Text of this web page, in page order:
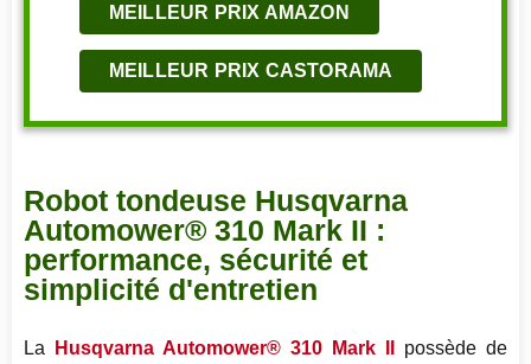
MEILLEUR PRIX AMAZON
MEILLEUR PRIX CASTORAMA
Robot tondeuse Husqvarna
Automower® 310 Mark II :
performance, sécurité et
simplicité d'entretien
La Husqvarna Automower® 310 Mark II
possède de